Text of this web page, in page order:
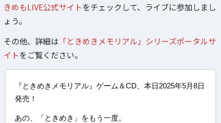
きめもLIVE公式サイトをチェックして、ライブに参加しまし
ょう。
その他、詳細は 「ときめきメモリアル」シリーズポータルサ
イトをご覧ください。
『ときめきメモリアル』ゲーム＆CD、本日2025年5月8日
発売！
あの、「ときめき」をもう一度。